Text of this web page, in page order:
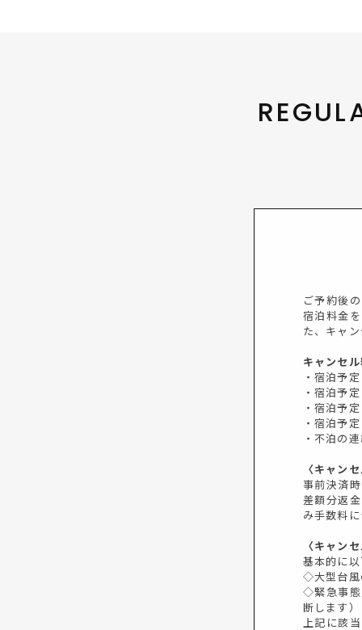
ご予約後
宿泊料金
た、キャ
キャンセ
・宿泊予
・宿泊予
・宿泊予
・宿泊予
・不泊の
〈キャン
事前決済
差額分返
み手数料
〈キャン
基本的に
◇大型台風
◇緊急事態
断します）
上記に該